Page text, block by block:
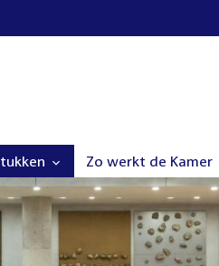
Zo werkt de Kamer